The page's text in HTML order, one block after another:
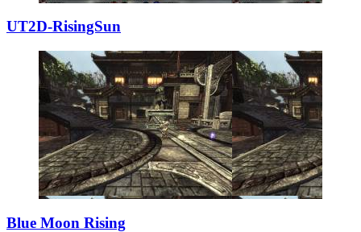
UT2D-RisingSun
Blue Moon Rising